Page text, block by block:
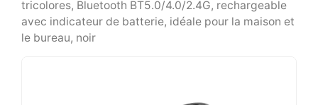
tricolores, Bluetooth BT5.0/4.0/2.4G, rechargeable
avec indicateur de batterie, idéale pour la maison et
le bureau, noir